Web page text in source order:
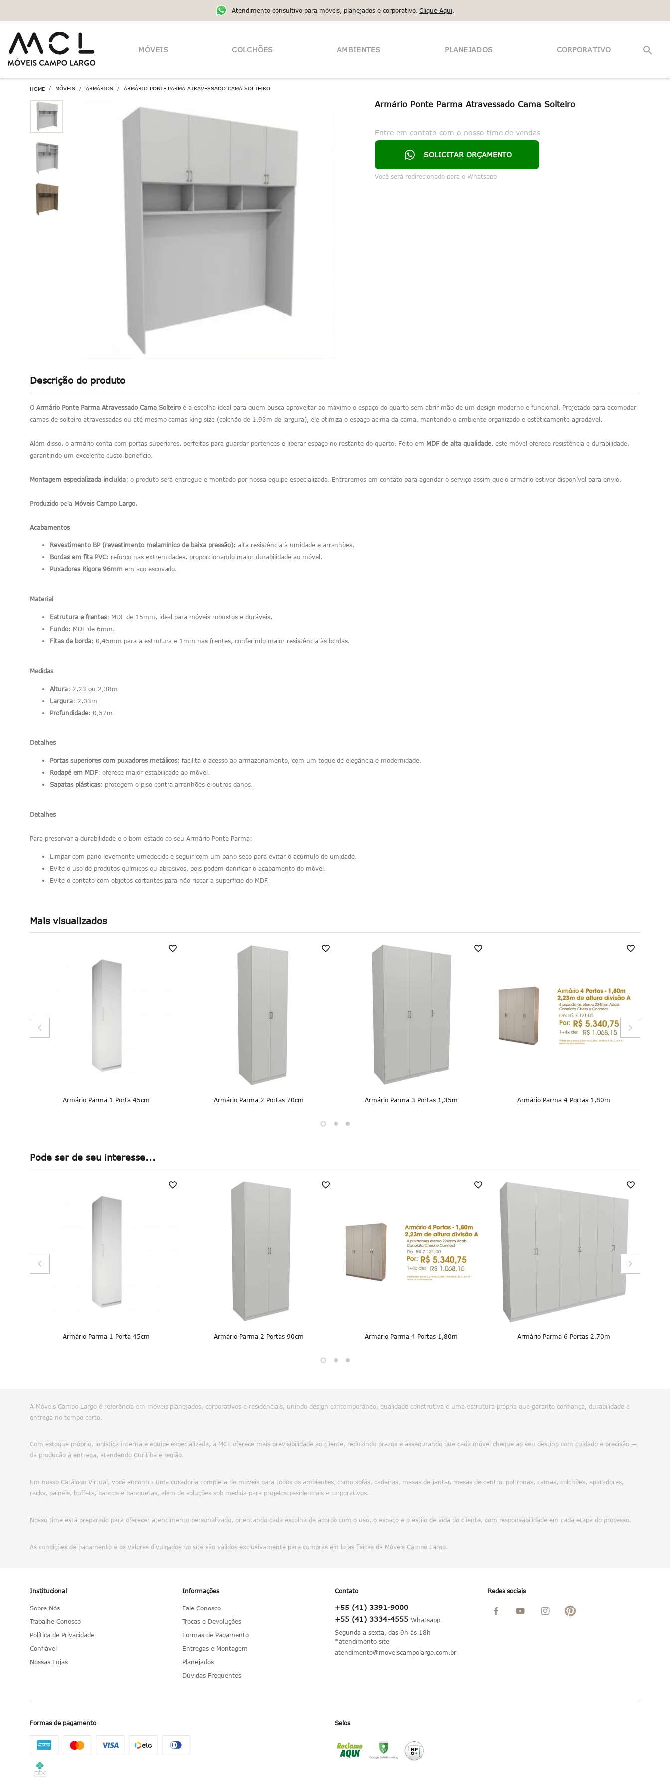
Atendimento consultivo para móveis, planejados e corporativo. Clique Aqui.
MÓVEIS COLCHÕES AMBIENTES PLANEJADOS CORPORATIVO
MÓVEIS ARMÁRIOS ARMÁRIO PONTE PARMA ATRAVESSADO CAMA SOLTEIRO
Armário Ponte Parma Atravessado Cama Solteiro
Entre em contato com o nosso time de vendas
SOLICITAR ORÇAMENTO
Você será redirecionado para o Whatsapp
Descrição do produto
O Armário Ponte Parma Atravessado Cama Solteiro é a escolha ideal para quem busca aproveitar ao máximo o espaço do quarto sem abrir mão de um design moderno e funcional. Projetado para acomodar
camas de solteiro atravessadas ou até mesmo camas king size (colchão de 1,93m de largura), ele otimiza o espaço acima da cama, mantendo o ambiente organizado e esteticamente agradável.
Além disso, o armário conta com portas superiores, perfeitas para guardar pertences e liberar espaço no restante do quarto. Feito em MDF de alta qualidade , este móvel oferece resistência e durabilidade,
garantindo um excelente custo-benefício.
Montagem especializada incluída: o produto será entregue e montado por nossa equipe especializada. Entraremos em contato para agendar o serviço assim que o armário estiver disponível para envio.
Produzido pela Móveis Campo Largo.
Acabamentos
Revestimento BP (revestimento melamínico de baixa pressão): alta resistência à umidade e arranhões.
Bordas em fita PVC: reforço nas extremidades, proporcionando maior durabilidade ao móvel.
Puxadores Rigore 96mm em aço escovado.
Material
Estrutura e frentes: MDF de 15mm, ideal para móveis robustos e duráveis.
Fundo: MDF de 6mm.
Fitas de borda: 0,45mm para a estrutura e 1mm nas frentes, conferindo maior resistência às bordas.
Medidas
Altura: 2,23 ou 2,38m
Largura: 2,03m
Profundidade: 0,57m
Detalhes
Portas superiores com puxadores metálicos: facilita o acesso ao armazenamento, com um toque de elegância e modernidade.
Rodapé em MDF: oferece maior estabilidade ao móvel.
Sapatas plásticas: protegem o piso contra arranhões e outros danos.
Detalhes
Para preservar a durabilidade e o bom estado do seu Armário Ponte Parma:
Limpar com pano levemente umedecido e seguir com um pano seco para evitar o acúmulo de umidade.
Evite o uso de produtos químicos ou abrasivos, pois podem danificar o acabamento do móvel.
Evite o contato com objetos cortantes para não riscar a superfície do MDF.
Mais visualizados
Armário Parma 1 Porta 45cm Armário Parma 2 Portas 70cm Armário Parma 3 Portas 1,35m Armário Parma 4 Portas 1,80m
Pode ser de seu interesse...
Armário Parma 1 Porta 45cm Armário Parma 2 Portas 90cm Armário Parma 4 Portas 1,80m Armário Parma 6 Portas 2,70m
A Móveis Campo Largo é referência em móveis planejados, corporativos e residenciais, unindo design contemporâneo, qualidade construtiva e uma estrutura própria que garante confiança, durabilidade e
entrega no tempo certo.
Com estoque próprio, logística interna e equipe especializada, a MCL oferece mais previsibilidade ao cliente, reduzindo prazos e assegurando que cada móvel chegue ao seu destino com cuidado e precisão —
da produção à entrega, atendendo Curitiba e região.
Em nosso Catálogo Virtual, você encontra uma curadoria completa de móveis para todos os ambientes, como sofás, cadeiras, mesas de jantar, mesas de centro, poltronas, camas, colchões, aparadores,
racks, painéis, buffets, bancos e banquetas, além de soluções sob medida para projetos residenciais e corporativos.
Nosso time está preparado para oferecer atendimento personalizado, orientando cada escolha de acordo com o uso, o espaço e o estilo de vida do cliente, com responsabilidade em cada etapa do processo.
As condições de pagamento e os valores divulgados no site são válidos exclusivamente para compras em lojas físicas da Móveis Campo Largo.
Institucional
Sobre Nós
Trabalhe Conosco
Política de Privacidade
Confiável
Nossas Lojas
Informações
Fale Conosco
Trocas e Devoluções
Formas de Pagamento
Entregas e Montagem
Planejados
Dúvidas Frequentes
Contato
+55 (41) 3391-9000
+55 (41) 3334-4555
Segunda a sexta, das 9h às 18h
*atendimento site
atendimento@moveiscampolargo.com.br
Redes sociais
Formas de pagamento Selos